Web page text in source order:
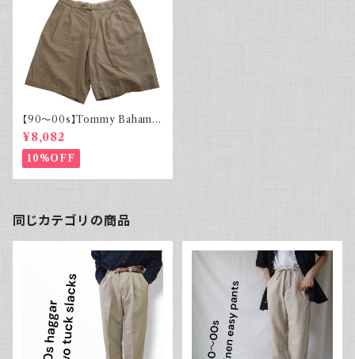
【90～00s】Tommy Bahama
トミーバハマ シルクショーツ ベ
ージュ
¥8,082
10%OFF
同じカテゴリの商品